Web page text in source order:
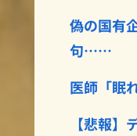
偽の国有
句……
医師「眠
【悲報